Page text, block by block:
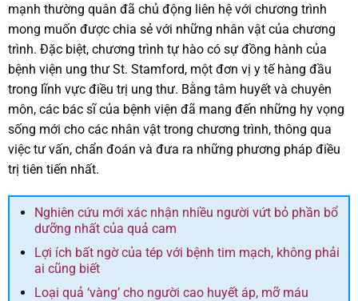
mạnh thường quân đã chủ động liên hệ với chương trình
mong muốn được chia sẻ với những nhân vật của chương
trình. Đặc biệt, chương trình tự hào có sự đồng hành của
bệnh viện ung thư St. Stamford, một đơn vị y tế hàng đầu
trong lĩnh vực điều trị ung thư. Bằng tâm huyết và chuyên
môn, các bác sĩ của bệnh viện đã mang đến những hy vọng
sống mới cho các nhân vật trong chương trình, thông qua
việc tư vấn, chẩn đoán và đưa ra những phương pháp điều
trị tiên tiến nhất.
Nghiên cứu mới xác nhận nhiều người vứt bỏ phần bổ
dưỡng nhất của quả cam
Lợi ích bất ngờ của tép với bệnh tim mạch, không phải
ai cũng biết
Loại quả ‘vàng’ cho người cao huyết áp, mỡ máu